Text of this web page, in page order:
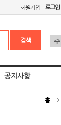
회원가입 로그인
공지사항
홈